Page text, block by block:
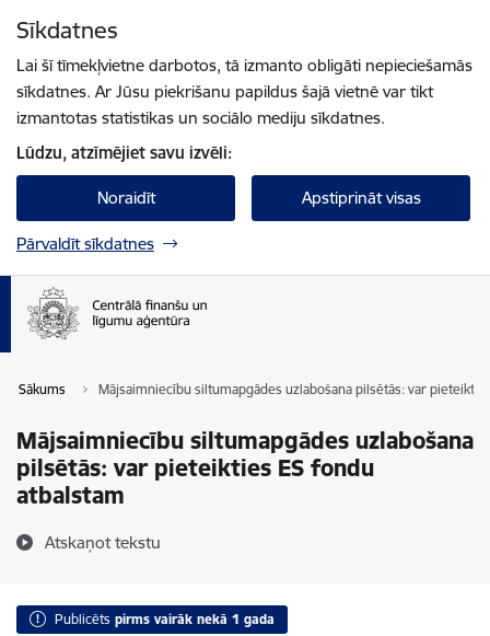
Sīkdatnes
Lai šī tīmekļvietne darbotos, tā izmanto obligāti nepieciešamās
sīkdatnes. Ar Jūsu piekrišanu papildus šajā vietnē var tikt
izmantotas statistikas un sociālo mediju sīkdatnes.
Lūdzu, atzīmējiet savu izvēli:
Noraidīt Apstiprināt visas
Pārvaldīt sīkdatnes
Sākums Mājsaimniecību siltumapgādes uzlabošana pilsētās: var
Mājsaimniecību siltumapgādes uzlabošana
pilsētās: var pieteikties ES fondu
atbalstam
Atskaņot tekstu
Publicēts pirms vairāk nekā 1 gada